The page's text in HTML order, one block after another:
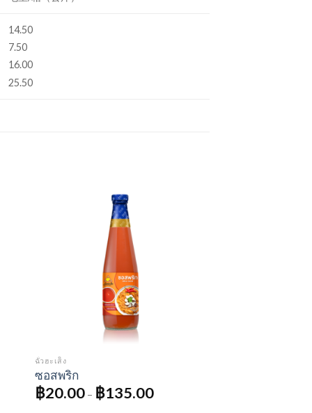
14.50
7.50
16.00
25.50
ฉั่วฮะเส็ง
ซอสพริก
฿20.00– ฿135.00